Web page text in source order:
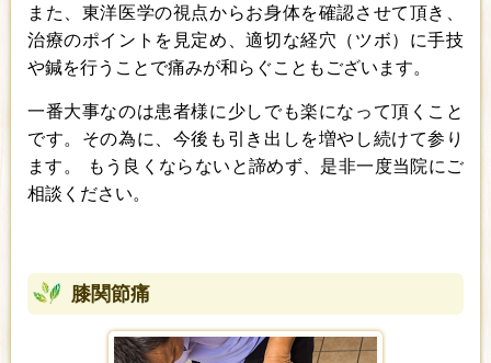
また、東洋医学の視点からお身体を確認させて頂き、
治療のポイントを見定め、適切な経穴（ツボ）に手技
や鍼を行うことで痛みが和らぐこともございます。
一番大事なのは患者様に少しでも楽になって頂くこと
です。その為に、今後も引き出しを増やし続けて参り
ます。 もう良くならないと諦めず、是非一度当院にご
相談ください。
膝関節痛